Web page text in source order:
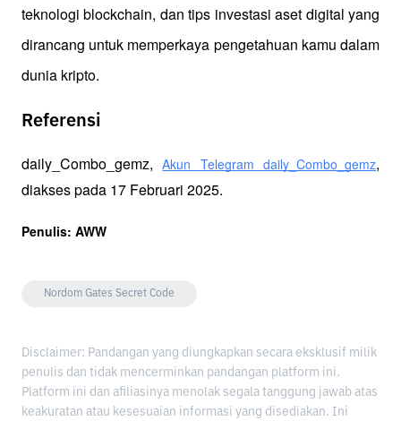
teknologi blockchain, dan tips investasi aset digital yang
dirancang untuk memperkaya pengetahuan kamu dalam
dunia kripto.
Referensi
daily_Combo_gemz, Akun Telegram daily_Combo_gemz,
diakses pada 17 Februari 2025.
Penulis: AWW
Nordom Gates Secret Code
Disclaimer: Pandangan yang diungkapkan secara eksklusif milik
penulis dan tidak mencerminkan pandangan platform ini.
Platform ini dan afiliasinya menolak segala tanggung jawab atas
keakuratan atau kesesuaian informasi yang disediakan. Ini